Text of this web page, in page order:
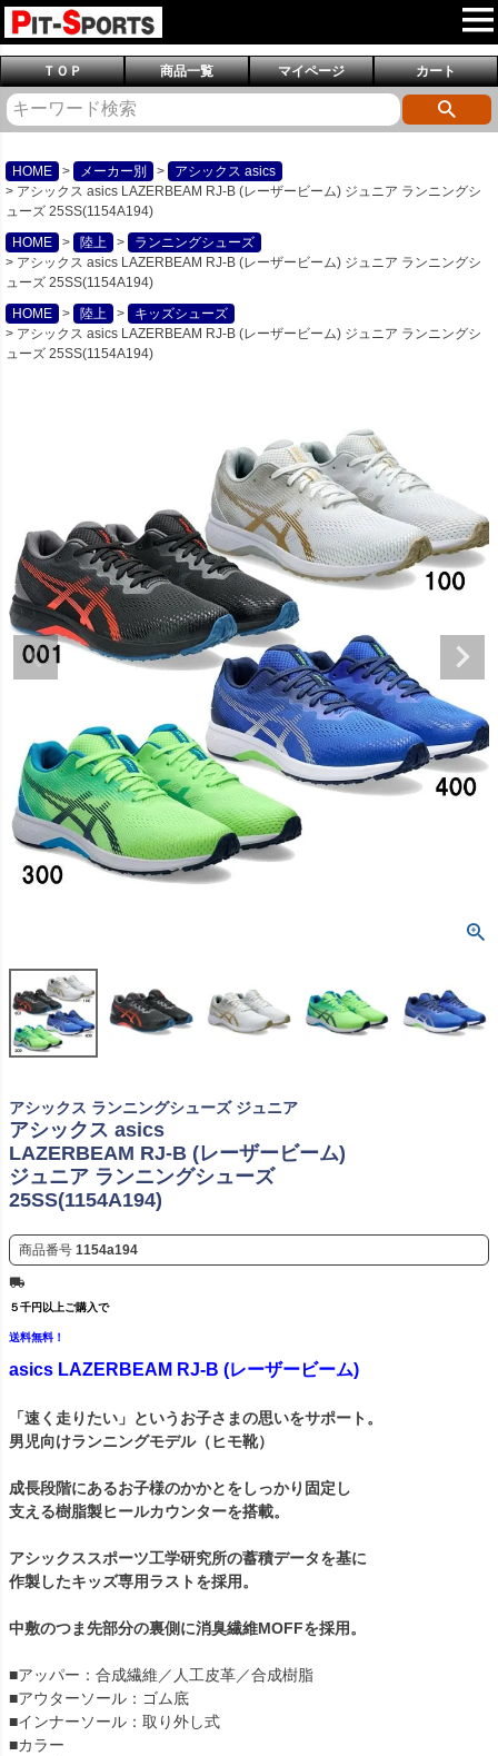
ＴＯＰ 商品一覧 マイページ カート
HOME メーカー別
アシックス asics
アシックス asics LAZERBEAM RJ-B (レーザービーム) ジュニア ランニングシ
ューズ 25SS(1154A194)
HOME
陸上
ランニングシューズ
アシックス asics LAZERBEAM RJ-B (レーザービーム) ジュニア ランニングシ
ューズ 25SS(1154A194)
HOME
陸上
キッズシューズ
アシックス asics LAZERBEAM RJ-B (レーザービーム) ジュニア ランニングシ
ューズ 25SS(1154A194)
アシックス ランニングシューズ ジュニア
アシックス asics
LAZERBEAM RJ-B (レーザービーム)
ジュニア ランニングシューズ
25SS(1154A194)
商品番号 1154a194
５千円以上ご購入で
送料無料！
asics LAZERBEAM RJ-B (レーザービーム)
「速く走りたい」というお子さまの思いをサポート。
男児向けランニングモデル（ヒモ靴）
成長段階にあるお子様のかかとをしっかり固定し
支える樹脂製ヒールカウンターを搭載。
アシックススポーツ工学研究所の蓄積データを基に
作製したキッズ専用ラストを採用。
中敷のつま先部分の裏側に消臭繊維MOFFを採用。
■アッパー：合成繊維／人工皮革／合成樹脂
■アウターソール：ゴム底
■インナーソール：取り外し式
■カラー